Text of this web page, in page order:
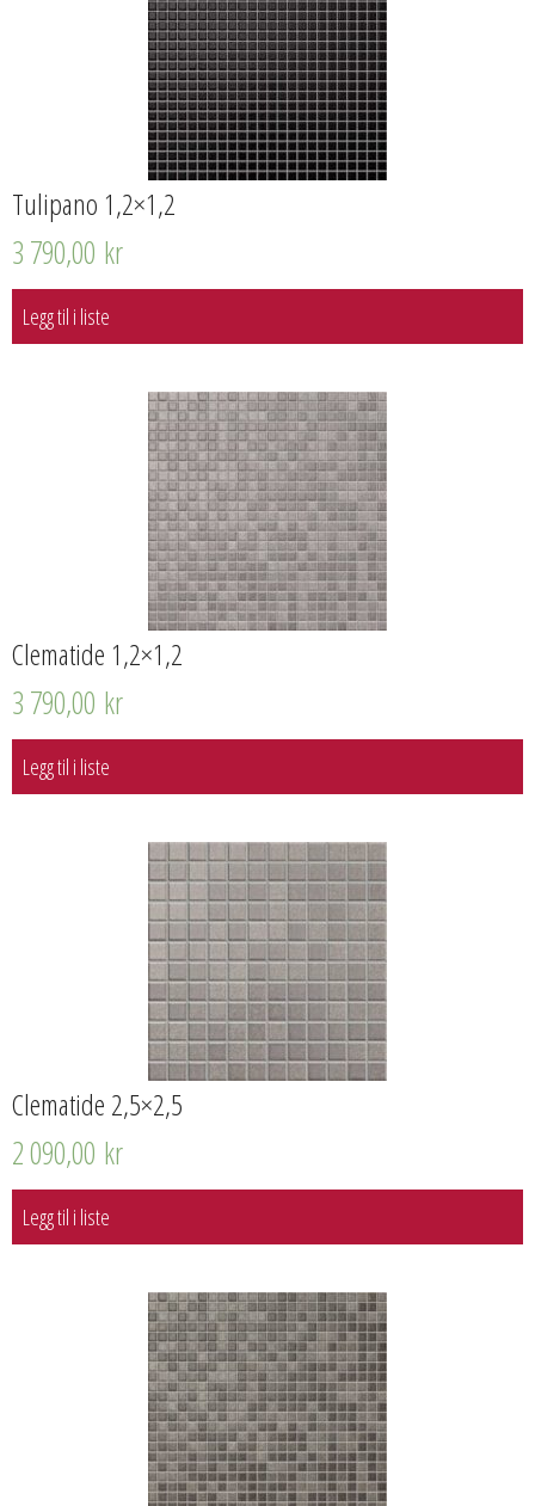
Tulipano 1,2×1,2
3 790,00 kr
Legg til i liste
Clematide 1,2×1,2
3 790,00 kr
Legg til i liste
Clematide 2,5×2,5
2 090,00 kr
Legg til i liste